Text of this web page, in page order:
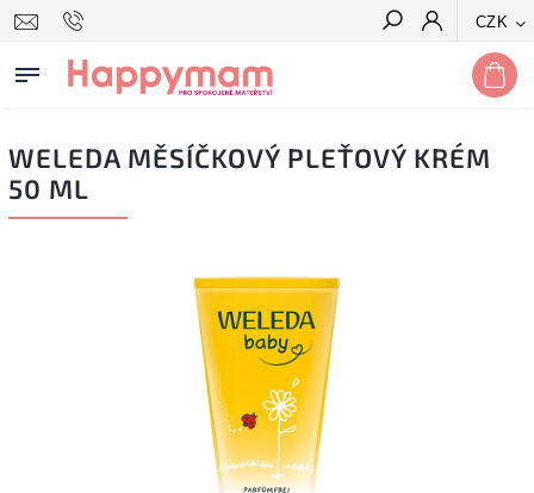
CZK
Hledat
WELEDA MĚSÍČKOVÝ PLEŤOVÝ KRÉM
50 ML